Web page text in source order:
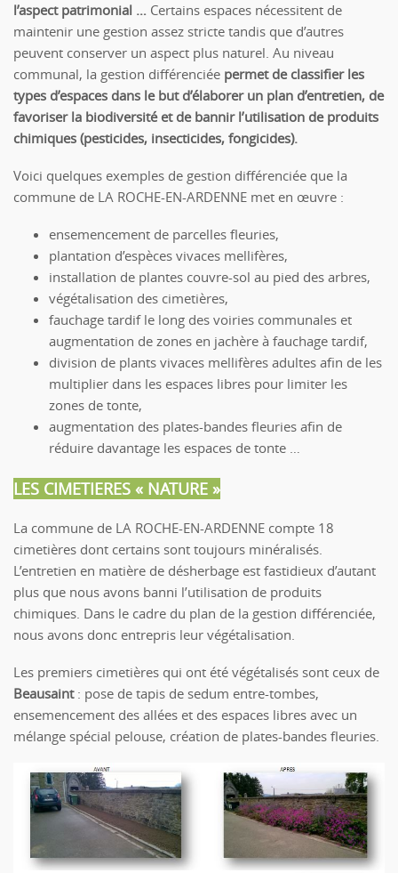
l’aspect patrimonial … Certains espaces nécessitent de
maintenir une gestion assez stricte tandis que d’autres
peuvent conserver un aspect plus naturel. Au niveau
communal, la gestion différenciée permet de classifier les
types d’espaces dans le but d’élaborer un plan d’entretien, de
favoriser la biodiversité et de bannir l’utilisation de produits
chimiques (pesticides, insecticides, fongicides).
Voici quelques exemples de gestion différenciée que la
commune de LA ROCHE-EN-ARDENNE met en œuvre :
ensemencement de parcelles fleuries,
plantation d’espèces vivaces mellifères,
installation de plantes couvre-sol au pied des arbres,
végétalisation des cimetières,
fauchage tardif le long des voiries communales et
augmentation de zones en jachère à fauchage tardif,
division de plants vivaces mellifères adultes afin de les
multiplier dans les espaces libres pour limiter les
zones de tonte,
augmentation des plates-bandes fleuries afin de
réduire davantage les espaces de tonte …
LES CIMETIERES « NATURE »
La commune de LA ROCHE-EN-ARDENNE compte 18
cimetières dont certains sont toujours minéralisés.
L’entretien en matière de désherbage est fastidieux d’autant
plus que nous avons banni l’utilisation de produits
chimiques. Dans le cadre du plan de la gestion différenciée,
nous avons donc entrepris leur végétalisation.
Les premiers cimetières qui ont été végétalisés sont ceux de
Beausaint: pose de tapis de sedum entre-tombes,
ensemencement des allées et des espaces libres avec un
mélange spécial pelouse, création de plates-bandes fleuries.